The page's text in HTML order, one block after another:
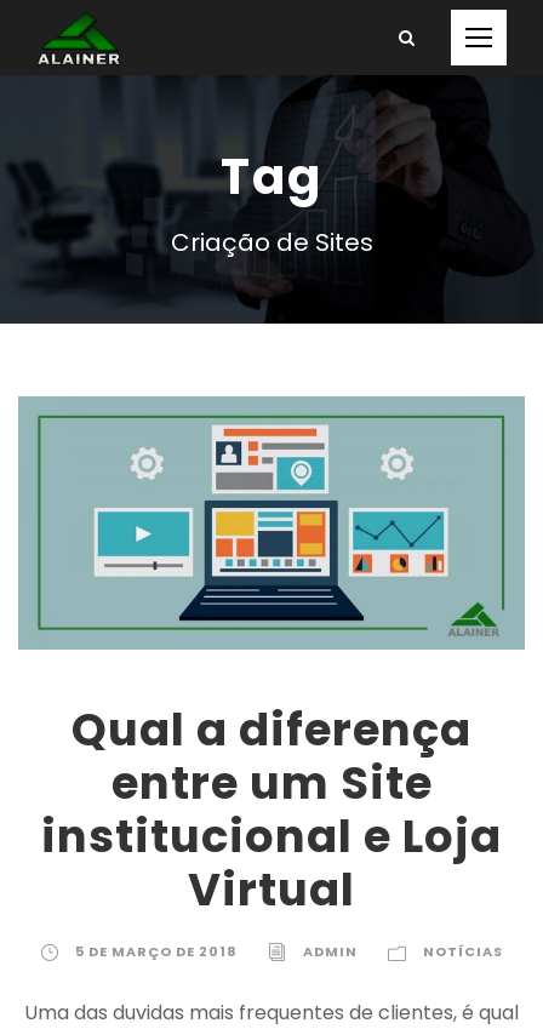
Tag
Criação de Sites
Qual a diferença
entre um Site
institucional e Loja
Virtual
5 DE MARÇO DE 2018 ADMIN NOTÍCIAS
Uma das duvidas mais frequentes de clientes, é qual